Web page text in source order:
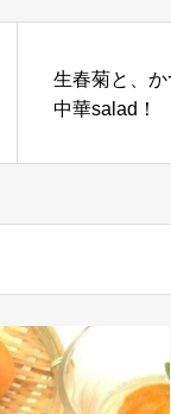
生春菊と、
中華salad！